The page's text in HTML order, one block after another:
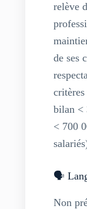
relève
de ses
bilan <
< 700
🗣️
Non